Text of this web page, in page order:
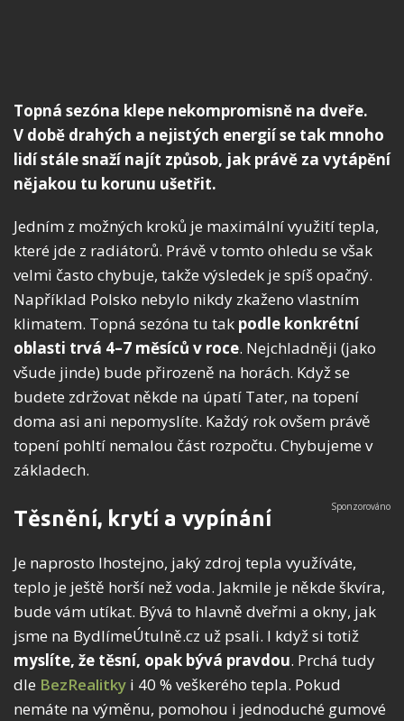
Topná sezóna klepe nekompromisně na dveře.
V době drahých a nejistých energií se tak mnoho
lidí stále snaží najít způsob, jak právě za vytápění
nějakou tu korunu ušetřit.
Jedním z možných kroků je maximální využití tepla,
které jde z radiátorů. Právě v tomto ohledu se však
velmi často chybuje, takže výsledek je spíš opačný.
Například Polsko nebylo nikdy zkaženo vlastním
klimatem. Topná sezóna tu tak podle konkrétní
oblasti trvá 4–7 měsíců v roce. Nejchladněji (jako
všude jinde) bude přirozeně na horách. Když se
budete zdržovat někde na úpatí Tater, na topení
doma asi ani nepomyslíte. Každý rok ovšem právě
topení pohltí nemalou část rozpočtu. Chybujeme v
základech.
Těsnění, krytí a vypínání
Je naprosto lhostejno, jaký zdroj tepla využíváte,
teplo je ještě horší než voda. Jakmile je někde škvíra,
bude vám utíkat. Bývá to hlavně dveřmi a okny, jak
jsme na BydlímeÚtulně.cz už psali. I když si totiž
myslíte, že těsní, opak bývá pravdou. Prchá tudy
dle BezRealitky i 40 % veškerého tepla. Pokud
nemáte na výměnu, pomohou i jednoduché gumové